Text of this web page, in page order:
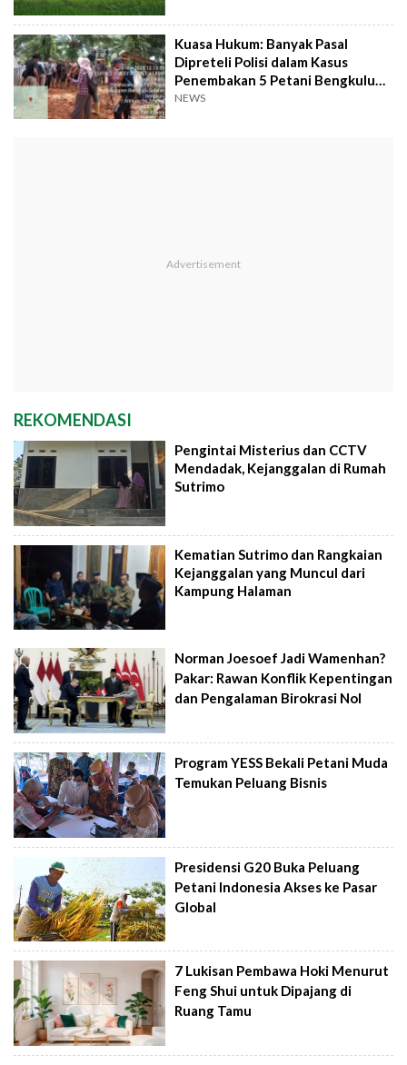
Kuasa Hukum: Banyak Pasal
Dipreteli Polisi dalam Kasus
Penembakan 5 Petani Bengkulu
Selatan
NEWS
REKOMENDASI
Pengintai Misterius dan CCTV
Mendadak, Kejanggalan di Rumah
Sutrimo
Kematian Sutrimo dan Rangkaian
Kejanggalan yang Muncul dari
Kampung Halaman
Norman Joesoef Jadi Wamenhan?
Pakar: Rawan Konflik Kepentingan
dan Pengalaman Birokrasi Nol
Program YESS Bekali Petani Muda
Temukan Peluang Bisnis
Presidensi G20 Buka Peluang
Petani Indonesia Akses ke Pasar
Global
7 Lukisan Pembawa Hoki Menurut
Feng Shui untuk Dipajang di
Ruang Tamu